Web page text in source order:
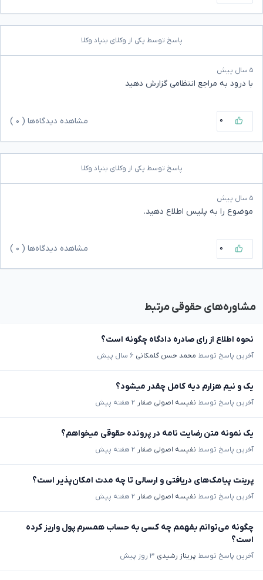
پاسخ توسط یکی از وکلای بنیاد وکلا
۵ سال پیش
با درود به مراجع انتظامی گزارش دهید
۰ مشاهده دیدگاه‌ها ( ۰
پاسخ توسط یکی از وکلای بنیاد وکلا
۵ سال پیش
موضوع را به پلیس اطلاع دهید.
۰ مشاهده دیدگاه‌ها ( ۰
مشاوره‌های حقوقی مرتبط
نحوه اطلاع از رای صادره دادگاه چگونه است؟
آخرین پاسخ توسط محمد حسن گلمکانی ۶ سال پیش
یک و نیم هزارم دیه کامل چقدر میشود؟
آخرین پاسخ توسط نفیسه اصولی صفار ۲ هفته پیش
یک نمونه متن رضایت نامه در پرونده حقوقی میخواهم؟
آخرین پاسخ توسط نفیسه اصولی صفار ۲ هفته پیش
پرینت پیامک‌های دریافتی و ارسالی تا چه مدت امکان‌پذیر است؟
آخرین پاسخ توسط نفیسه اصولی صفار ۲ هفته پیش
چگونه می‌توانم بفهمم چه کسی به حساب همسرم پول واریز کرده
است؟
آخرین پاسخ توسط پریناز رشیدی ۳ روز پیش